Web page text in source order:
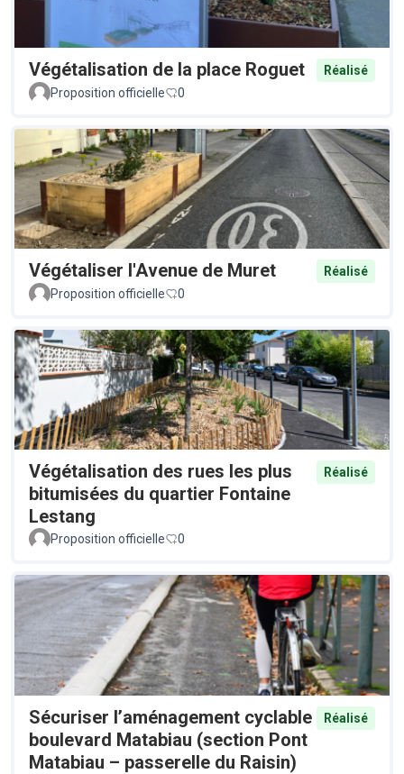
Végétalisation de la place Roguet
Réalisé
Proposition officielle
0
Végétaliser l'Avenue de Muret
Réalisé
Proposition officielle
0
Végétalisation des rues les plus
bitumisées du quartier Fontaine
Lestang
Réalisé
Proposition officielle 0
Sécuriser l’aménagement cyclable
boulevard Matabiau (section Pont
Matabiau – passerelle du Raisin)
Réalisé